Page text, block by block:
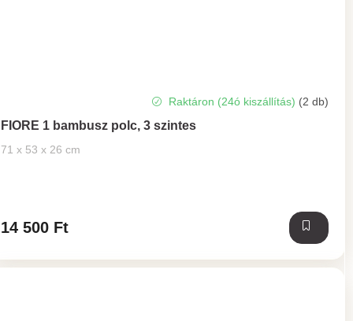
FIORE 1 bambusz polc, 3 szintes
71 x 53 x 26 cm
átlagos
értékelése
Raktáron (24ó kiszállítás) (2 db)
14 500 Ft